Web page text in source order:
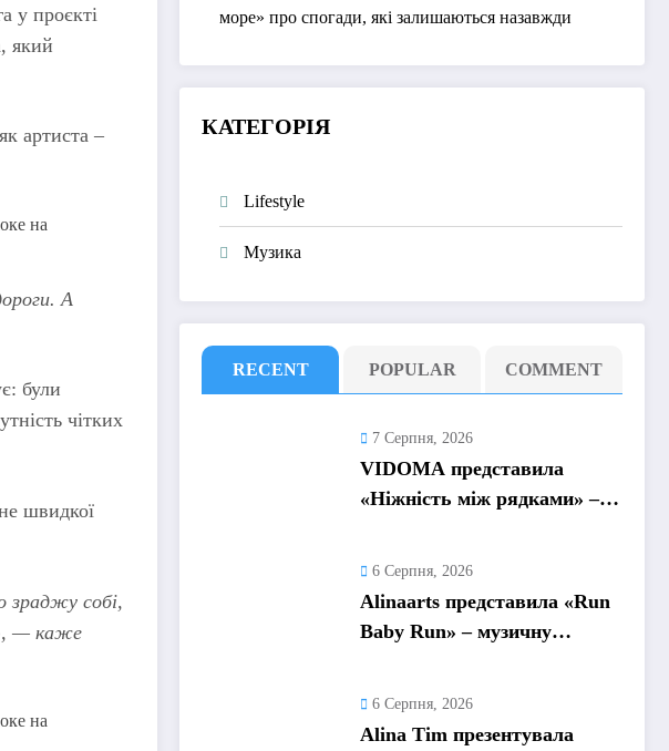
у проєкті
який
артиста –
А
були
чітких
швидкої
зраджу собі,
— каже
море» про спогади, які залишаються назавжди
КАТЕГОРІЯ
Lifestyle
Музика
RECENT POPULAR COMMENT
7 Серпня, 2026
VIDOMA представила
«Ніжність між рядками» –
6 Серпня, 2026
Alinaarts представила «Run
Baby Run» – музичну
6 Серпня, 2026
Alina Tim презентувала